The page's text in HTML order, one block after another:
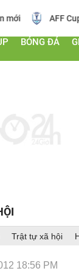
mới AFF Cup
BÓNG ĐÁ
Trật tự xã hội
18:56 PM